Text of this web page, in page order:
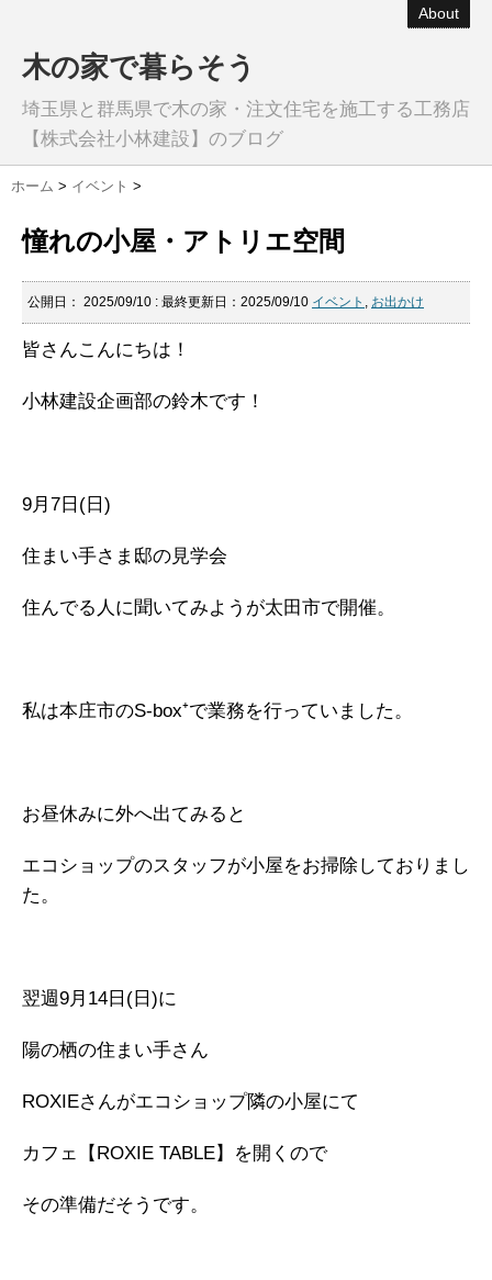
About
木の家で暮らそう
埼玉県と群馬県で木の家・注文住宅を施工する工務店
【株式会社小林建設】のブログ
ホーム > イベント >
憧れの小屋・アトリエ空間
公開日： 2025/09/10 : 最終更新日：2025/09/10 イベント , お出かけ
皆さんこんにちは！
小林建設企画部の鈴木です！
9月7日(日)
住まい手さま邸の見学会
住んでる人に聞いてみようが太田市で開催。
私は本庄市のS-box⁺で業務を行っていました。
お昼休みに外へ出てみると
エコショップのスタッフが小屋をお掃除しておりまし
た。
翌週9月14日(日)に
陽の栖の住まい手さん
ROXIEさんがエコショップ隣の小屋にて
カフェ【ROXIE TABLE】を開くので
その準備だそうです。